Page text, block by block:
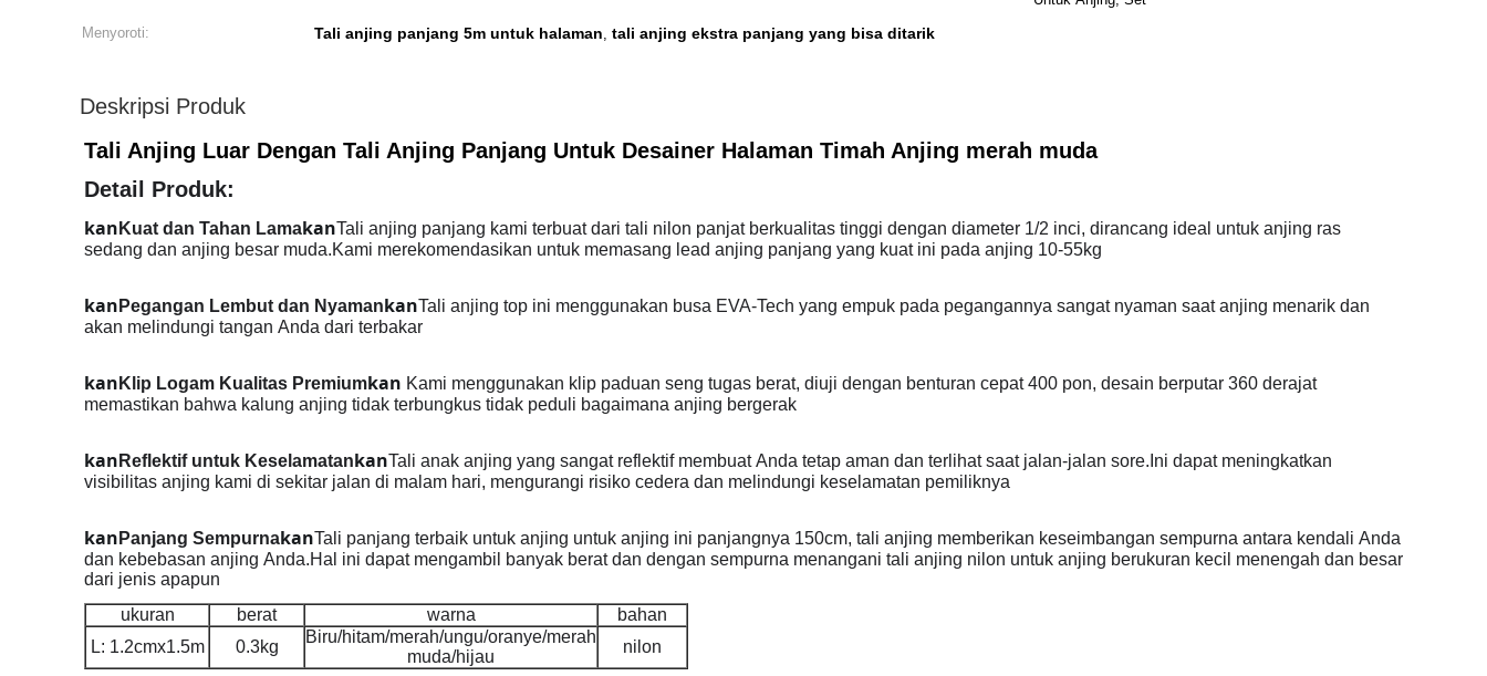
Menyoroti:
Tali anjing panjang 5m untuk halaman, tali anjing ekstra panjang yang bisa ditarik
Deskripsi Produk
Tali Anjing Luar Dengan Tali Anjing Panjang Untuk Desainer Halaman Timah Anjing merah muda
Detail Produk:
kan Kuat dan Tahan LamakanTali anjing panjang kami terbuat dari tali nilon panjat berkualitas tinggi dengan diameter 1/2 inci, dirancang ideal untuk anjing ras
sedang dan anjing besar muda.Kami merekomendasikan untuk memasang lead anjing panjang yang kuat ini pada anjing 10-55kg
kan Pegangan Lembut dan NyamankanTali anjing top ini menggunakan busa EVA-Tech yang empuk pada pegangannya sangat nyaman saat anjing menarik dan
akan melindungi tangan Anda dari terbakar
kan Klip Logam Kualitas Premiumkan Kami menggunakan klip paduan seng tugas berat, diuji dengan benturan cepat 400 pon, desain berputar 360 derajat
memastikan bahwa kalung anjing tidak terbungkus tidak peduli bagaimana anjing bergerak
kan Reflektif untuk KeselamatankanTali anak anjing yang sangat reflektif membuat Anda tetap aman dan terlihat saat jalan-jalan sore.Ini dapat meningkatkan
visibilitas anjing kami di sekitar jalan di malam hari, mengurangi risiko cedera dan melindungi keselamatan pemiliknya
kan Panjang SempurnakanTali panjang terbaik untuk anjing untuk anjing ini panjangnya 150cm, tali anjing memberikan keseimbangan sempurna antara kendali Anda
dan kebebasan anjing Anda.Hal ini dapat mengambil banyak berat dan dengan sempurna menangani tali anjing nilon untuk anjing berukuran kecil menengah dan besar
dari jenis apapun
ukuran
berat warna
bahan
L: 1.2cmx1.5m
0.3kg
Biru/hitam/merah/ungu/oranye/merah
muda/hijau
nilon